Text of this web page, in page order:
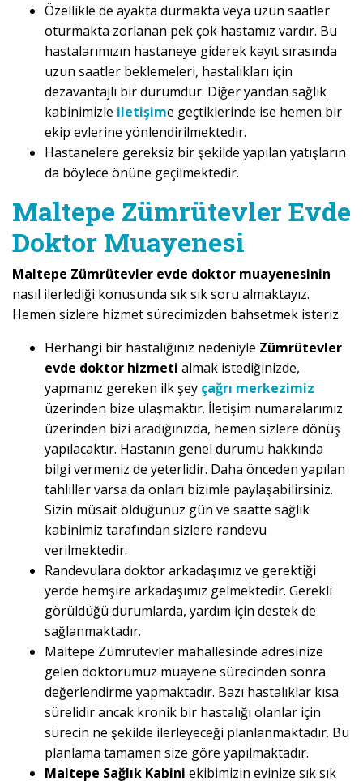
Özellikle de ayakta durmakta veya uzun saatler
oturmakta zorlanan pek çok hastamız vardır. Bu
hastalarımızın hastaneye giderek kayıt sırasında
uzun saatler beklemeleri, hastalıkları için
dezavantajlı bir durumdur. Diğer yandan sağlık
kabinimizle iletişime geçtiklerinde ise hemen bir
ekip evlerine yönlendirilmektedir.
Hastanelere gereksiz bir şekilde yapılan yatışların
da böylece önüne geçilmektedir.
Maltepe Zümrütevler Evde
Doktor Muayenesi
Maltepe Zümrütevler evde doktor muayenesinin
nasıl ilerlediği konusunda sık sık soru almaktayız.
Hemen sizlere hizmet sürecimizden bahsetmek isteriz.
Herhangi bir hastalığınız nedeniyle Zümrütevler
evde doktor hizmeti almak istediğinizde,
yapmanız gereken ilk şey çağrı merkezimiz
üzerinden bize ulaşmaktır. İletişim numaralarımız
üzerinden bizi aradığınızda, hemen sizlere dönüş
yapılacaktır. Hastanın genel durumu hakkında
bilgi vermeniz de yeterlidir. Daha önceden yapılan
tahliller varsa da onları bizimle paylaşabilirsiniz.
Sizin müsait olduğunuz gün ve saatte sağlık
kabinimiz tarafından sizlere randevu
verilmektedir.
Randevulara doktor arkadaşımız ve gerektiği
yerde hemşire arkadaşımız gelmektedir. Gerekli
görüldüğü durumlarda, yardım için destek de
sağlanmaktadır.
Maltepe Zümrütevler mahallesinde adresinize
gelen doktorumuz muayene sürecinden sonra
değerlendirme yapmaktadır. Bazı hastalıklar kısa
sürelidir ancak kronik bir hastalığı olanlar için
sürecin ne şekilde ilerleyeceği planlanmaktadır. Bu
planlama tamamen size göre yapılmaktadır.
Maltepe Sağlık Kabini ekibimizin evinize sık sık